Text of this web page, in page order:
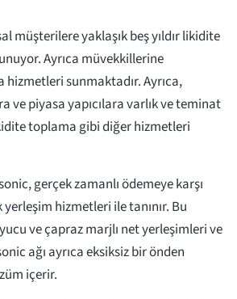
müşterilere yaklaşık beş yıldır likidite
Ayrıca müvekkillerine
hizmetleri sunmaktadır. Ayrıca,
ve piyasa yapıcılara varlık ve teminat
toplama gibi diğer hizmetleri
gerçek zamanlı ödemeye karşı
hizmetleri ile tanınır. Bu
ve çapraz marjlı net yerleşimleri ve
ağı ayrıca eksiksiz bir önden
içerir.